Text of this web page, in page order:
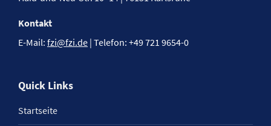
Kontakt
E-Mail: fzi@fzi.de | Telefon: +49 721 9654-0
Quick Links
Startseite